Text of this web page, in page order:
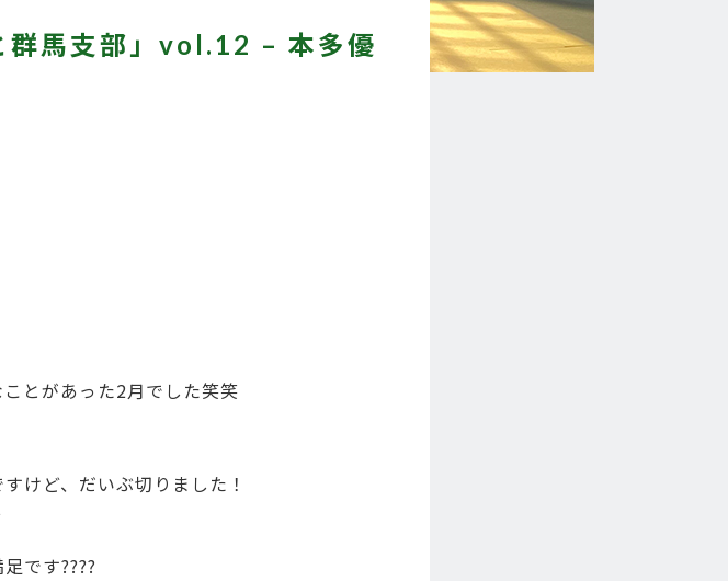
群馬支部」vol.12 – 本多優
とがあった2月でした笑笑
けど、だいぶ切りました！
です????